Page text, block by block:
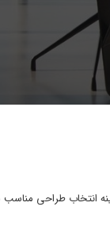
انتخاب طراحی